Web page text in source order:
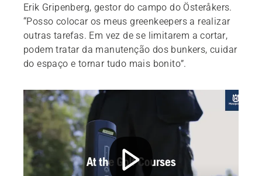
Erik Gripenberg, gestor do campo do Österåkers.
“Posso colocar os meus greenkeepers a realizar
outras tarefas. Em vez de se limitarem a cortar,
podem tratar da manutenção dos bunkers, cuidar
do espaço e tornar tudo mais bonito”.